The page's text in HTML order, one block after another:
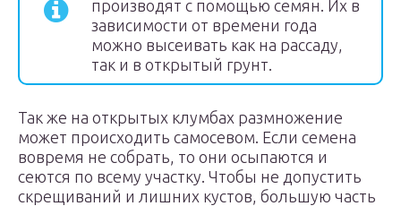
производят с помощью семян. Их в
зависимости от времени года
можно высеивать как на рассаду,
так и в открытый грунт.
Так же на открытых клумбах размножение
может происходить самосевом. Если семена
вовремя не собрать, то они осыпаются и
сеются по всему участку. Чтобы не допустить
скрещиваний и лишних кустов, большую часть